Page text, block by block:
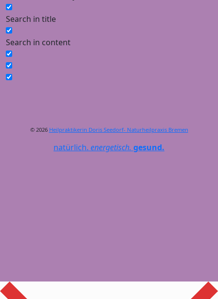
Search in title
Search in content
© 2026 Heilpraktikerin Doris Seedorf- Naturheilpraxis Bremen
natürlich. energetisch. gesund.